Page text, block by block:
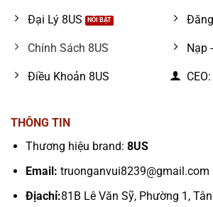
Đại Lý 8US
Chính Sách 8US
Điều Khoản 8US
Nạp
THÔNG TIN
Thương hiệu brand: 8US
Email: truonganvui8239@gmail.com
Địachỉ:81B Lê Văn Sỹ, Phường 1,